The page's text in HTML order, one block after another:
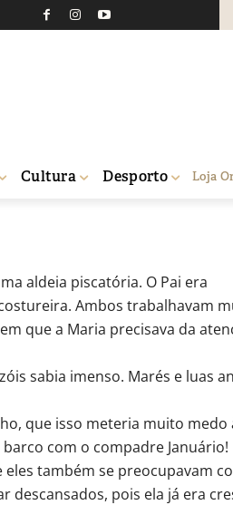
Cultura Desporto Loja
aldeia piscatória. O Pai era
Ambos trabalhavam
que a Maria precisava da
sabia imenso. Marés e luas
que isso meteria muito medo
com o compadre Januário!
eles também se preocupavam
descansados, pois ela já era